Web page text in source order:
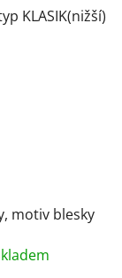
KLASIK(nižší)
KLASIK(nižší)
motiv blesky